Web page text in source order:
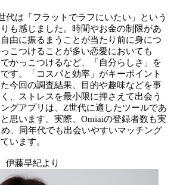
代は「フラットでラフにいたい」という
も感じました。時間やお金の制限があ
由に振るまうことが当たり前に身につ
こつけることが多い恋愛においても
でかっこつけるなど、「自分らしさ」を
す。「コスパと効率」がキーポイント
今回の調査結果、目的や趣味などを事
、ストレスを最小限に押さえて出会う
グアプリは、Z世代に適したツールであ
思います。実際、Omiaiの登録者数も実
、同年代でも出会いやすいマッチング
います。
藤早紀より